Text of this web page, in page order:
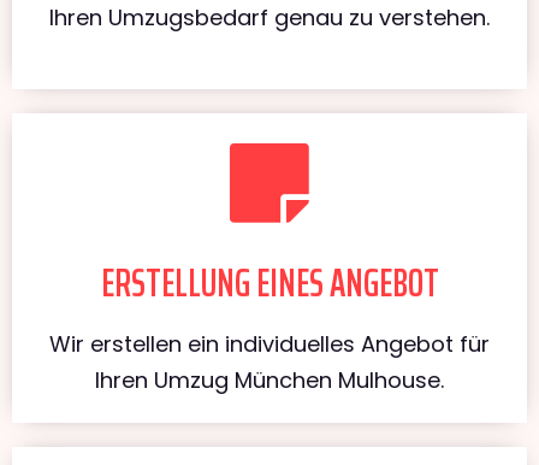
Ihren Umzugsbedarf genau zu verstehen.
ERSTELLUNG EINES ANGEBOT
Wir erstellen ein individuelles Angebot für
Ihren Umzug München Mulhouse.